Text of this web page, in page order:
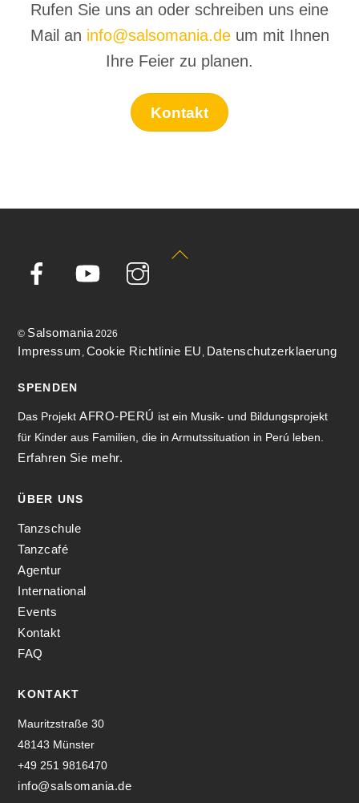
Rufen Sie uns an oder schreiben uns eine
Mail an info@salsomania.deum mit Ihnen
Ihre Feier zu planen.
Kontakt
Back
© Salsomania 2026
Impressum Cookie Richtlinie EU Datenschutzerklaerung
SPENDEN
Das ProjektAFRO-PERÚ ist ein Musik- und Bildungsprojekt
für Kinder aus Familien, die in Armutssituation in Perú leben.
Erfahren Sie mehr.
ÜBER UNS
Tanzschule
Tanzcafé
Agentur
International
Events
Kontakt
FAQ
KONTAKT
Mauritzstraße 30
48143 Münster
+49 251 9816470
info@salsomania.de